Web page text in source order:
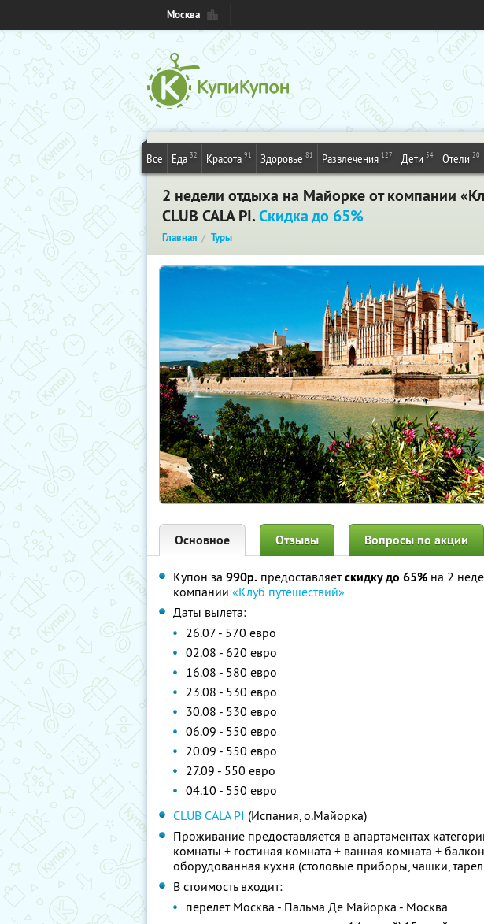
Москва
Все Еда 32 Красота 91 Здоровье 81 Развлечения 127 Дети 54 Отели 20
2 недели отдыха на Майорке от компании
СLUB CALA PI.Скидка до 65%
Главная Туры
Основное Отзывы Вопросы по акции
Купон за 990р. предоставляетскидку до 65% на 2
компании «Клуб путешествий»
Даты вылета:
26.07 - 570 евро
02.08 - 620 евро
16.08 - 580 евро
23.08 - 530 евро
30.08 - 530 евро
06.09 - 550 евро
20.09 - 550 евро
27.09 - 550 евро
04.10 - 550 евро
СLUB CALA PI (Испания, о.Майорка)
Проживание предоставляется в апартаментах
комнаты + гостиная комната + ванная комната +
оборудованная кухня (столовые приборы, чашки,
В стоимость входит:
перелет Москва - Пальма Де Майорка - Москва